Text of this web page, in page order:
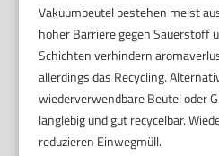
Vakuumbeutel bestehen meist
hoher Barriere gegen Sauerstoff
Schichten verhindern
allerdings das Recycling.
wiederverwendbare Beutel oder
langlebig und gut recycelbar.
reduzieren Einwegmüll.